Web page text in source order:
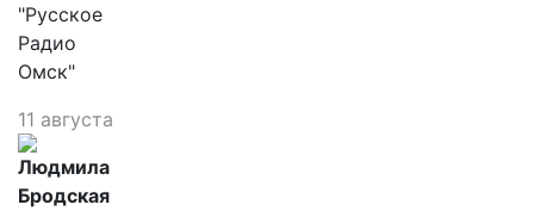
"Русское
Радио
Омск"
11 августа
Людмила
Бродская